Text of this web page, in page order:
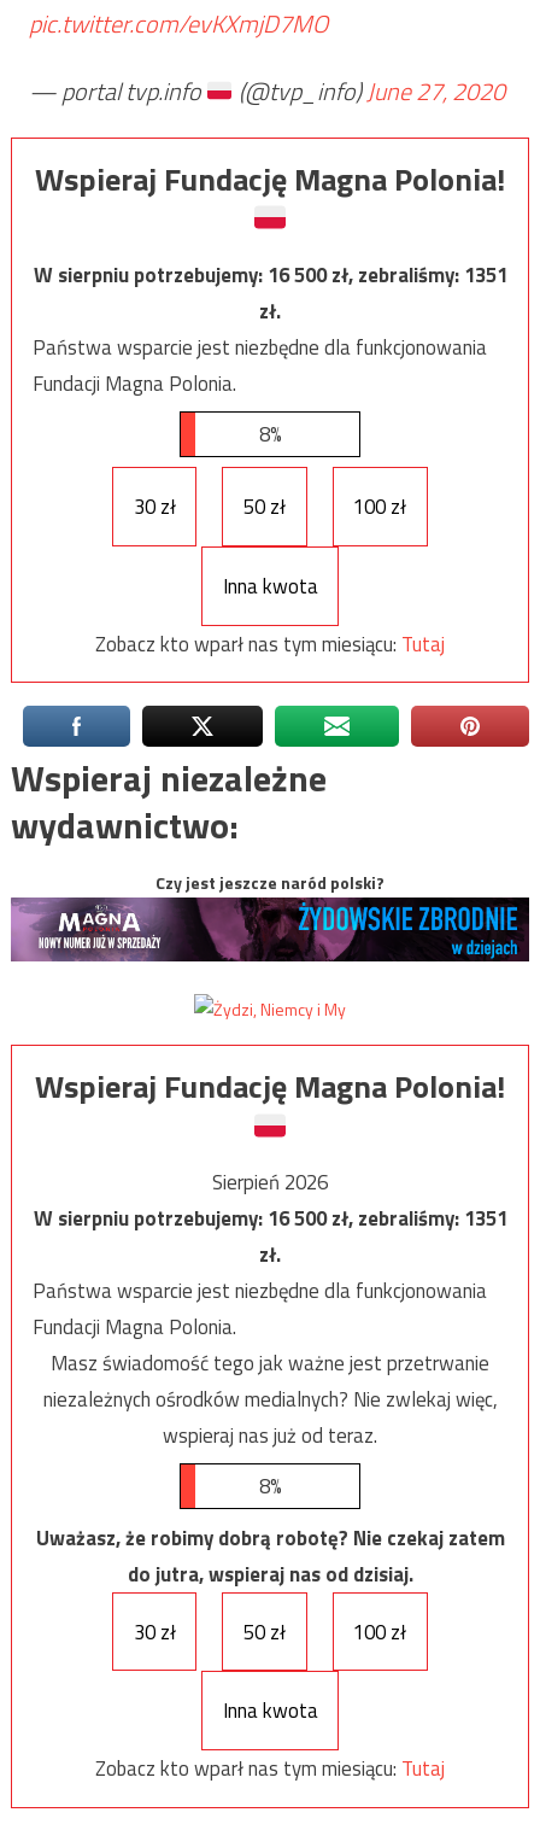
pic.twitter.com/evKXmjD7MO
— portal tvp.info
(@tvp_info)June 27, 2020
Wspieraj Fundację Magna Polonia!
W sierpniu potrzebujemy:16 500zł, zebraliśmy:1351
zł.
Państwa wsparcie jest niezbędne dla funkcjonowania
Fundacji Magna Polonia.
8%
30 zł 50 zł 100 zł
Inna kwota
Zobacz kto wparł nas tym miesiącu: Tutaj
Wspieraj niezależne
wydawnictwo:
Czy jest jeszcze naród polski?
Wspieraj Fundację Magna Polonia!
Sierpień 2026
W sierpniu potrzebujemy:16 500zł, zebraliśmy:1351
zł.
Państwa wsparcie jest niezbędne dla funkcjonowania
Fundacji Magna Polonia.
Masz świadomość tego jak ważne jest przetrwanie
niezależnych ośrodków medialnych? Nie zwlekaj więc,
wspieraj nas już od teraz.
8%
Uważasz, że robimy dobrą robotę? Nie czekaj zatem
do jutra, wspieraj nas od dzisiaj.
30 zł
50 zł 100 zł
Inna kwota
Zobacz kto wparł nas tym miesiącu: Tutaj